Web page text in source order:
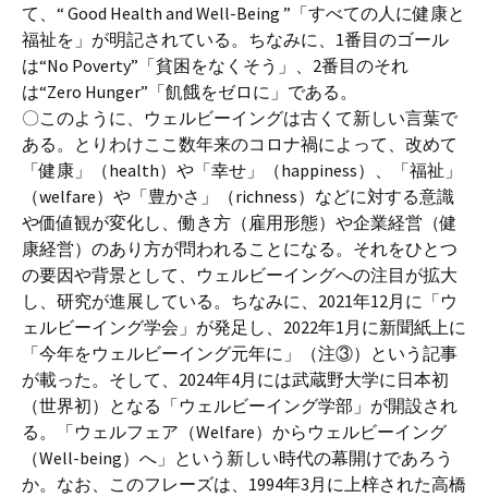
て、“ Good Health and Well-Being ”「すべての人に健康と
福祉を」が明記されている。ちなみに、1番目のゴール
は“No Poverty”「貧困をなくそう」、2番目のそれ
は“Zero Hunger”「飢餓をゼロに」である。
〇このように、ウェルビーイングは古くて新しい言葉で
ある。とりわけここ数年来のコロナ禍によって、改めて
「健康」（health）や「幸せ」（happiness）、「福祉」
（welfare）や「豊かさ」（richness）などに対する意識
や価値観が変化し、働き方（雇用形態）や企業経営（健
康経営）のあり方が問われることになる。それをひとつ
の要因や背景として、ウェルビーイングへの注目が拡大
し、研究が進展している。ちなみに、2021年12月に「ウ
ェルビーイング学会」が発足し、2022年1月に新聞紙上に
「今年をウェルビーイング元年に」（注③）という記事
が載った。そして、2024年4月には武蔵野大学に日本初
（世界初）となる「ウェルビーイング学部」が開設され
る。「ウェルフェア（Welfare）からウェルビーイング
（Well-being）へ」という新しい時代の幕開けであろう
か。なお、このフレーズは、1994年3月に上梓された高橋